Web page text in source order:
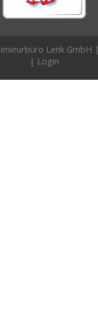
Lenk GmbH |
| Login